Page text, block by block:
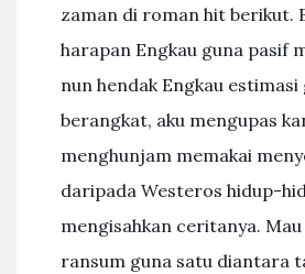
zaman di roman hit berikut.
harapan Engkau guna pasif
nun hendak Engkau estimasi
berangkat, aku mengupas
menghunjam memakai
daripada Westeros hidup-
mengisahkan ceritanya.
ransum guna satu diantara